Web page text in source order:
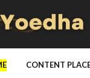
CONTENT